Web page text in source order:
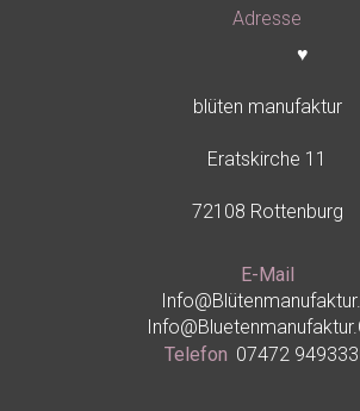
Adresse
♥
blüten manufaktur
Eratskirche 11
72108 Rottenburg
E-Mail
Telefon 07472